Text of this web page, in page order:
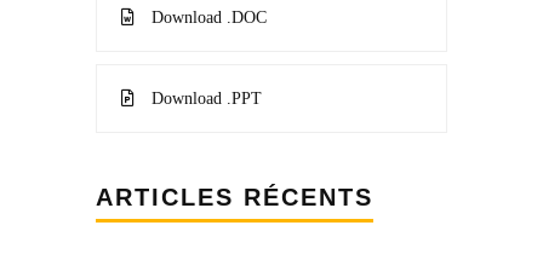
Download .DOC
Download .PPT
ARTICLES RÉCENTS